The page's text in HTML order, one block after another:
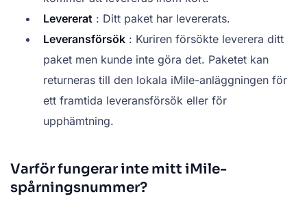
Levererat : Ditt paket har levererats.
Leveransförsök : Kuriren försökte leverera ditt
paket men kunde inte göra det. Paketet kan
returneras till den lokala iMile-anläggningen för
ett framtida leveransförsök eller för
upphämtning.
Varför fungerar inte mitt iMile-
spårningsnummer?